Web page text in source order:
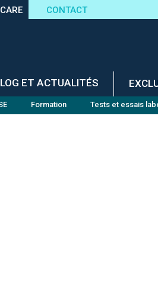
CONTACT
ET ACTUALITÉS
Formation Tests et essais